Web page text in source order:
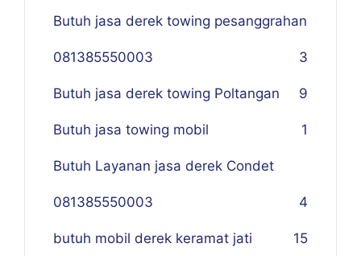
Butuh jasa derek towing pesanggrahan
081385550003 3
Butuh jasa derek towing Poltangan 9
Butuh jasa towing mobil 1
Butuh Layanan jasa derek Condet
081385550003 4
butuh mobil derek keramat jati 15